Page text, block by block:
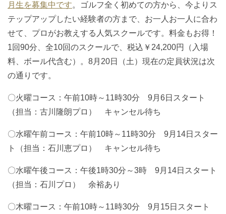
月生を募集中です。ゴルフ全く初めての方から、今よりス
テップアップしたい経験者の方まで、お一人お一人に合わ
せて、プロがお教えする人気スクールです。料金もお得！
1回90分、全10回のスクールで、税込￥24,200円（入場
料、ボール代含む）。8月20日（土）現在の定員状況は次
の通りです。
〇火曜コース：午前10時～11時30分 9月6日スタート
（担当：古川隆朗プロ） キャンセル待ち
〇水曜午前コース：午前10時～11時30分 9月14日スター
ト（担当：石川恵プロ） キャンセル待ち
〇水曜午後コース：午後1時30分～3時 9月14日スタート
（担当：石川プロ） 余裕あり
〇木曜コース：午前10時～11時30分 9月15日スタート